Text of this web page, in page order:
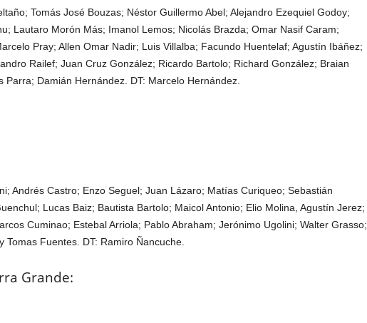
Tomás José Bouzas; Néstor Guillermo Abel; Alejandro Ezequiel Godoy;
Lautaro Morón Más; Imanol Lemos; Nicolás Brazda; Omar Nasif Caram;
Pray; Allen Omar Nadir; Luis Villalba; Facundo Huentelaf; Agustín Ibáñez;
Railef; Juan Cruz González; Ricardo Bartolo; Richard González; Braian
Parra; Damián Hernández. DT: Marcelo Hernández.
Andrés Castro; Enzo Seguel; Juan Lázaro; Matías Curiqueo; Sebastián
Lucas Baiz; Bautista Bartolo; Maicol Antonio; Elio Molina, Agustín Jerez;
Cuminao; Estebal Arriola; Pablo Abraham; Jerónimo Ugolini; Walter Grasso;
Tomas Fuentes. DT: Ramiro Ñancuche.
Grande: